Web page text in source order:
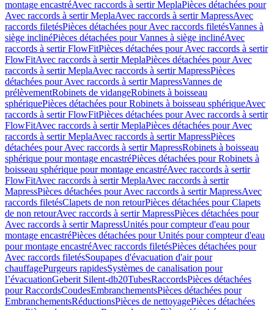
montage encastréAvec raccords à sertir MeplaPièces détachées pour
Avec raccords à sertir MeplaAvec raccords à sertir MapressAvec
raccords filetésPièces détachées pour Avec raccords filetésVannes à
siège inclinéPièces détachées pour Vannes à siège inclinéAvec
raccords à sertir FlowFitPièces détachées pour Avec raccords à sertir
FlowFitAvec raccords à sertir MeplaPièces détachées pour Avec
raccords à sertir MeplaAvec raccords à sertir MapressPièces
détachées pour Avec raccords à sertir MapressVannes de
prélèvementRobinets de vidangeRobinets à boisseau
sphériquePièces détachées pour Robinets à boisseau sphériqueAvec
raccords à sertir FlowFitPièces détachées pour Avec raccords à sertir
FlowFitAvec raccords à sertir MeplaPièces détachées pour Avec
raccords à sertir MeplaAvec raccords à sertir MapressPièces
détachées pour Avec raccords à sertir MapressRobinets à boisseau
sphérique pour montage encastréPièces détachées pour Robinets à
boisseau sphérique pour montage encastréAvec raccords à sertir
FlowFitAvec raccords à sertir MeplaAvec raccords à sertir
MapressPièces détachées pour Avec raccords à sertir MapressAvec
raccords filetésClapets de non retourPièces détachées pour Clapets
de non retourAvec raccords à sertir MapressPièces détachées pour
Avec raccords à sertir MapressUnités pour compteur d'eau pour
montage encastréPièces détachées pour Unités pour compteur d'eau
pour montage encastréAvec raccords filetésPièces détachées pour
Avec raccords filetésSoupapes d'évacuation d'air pour
chauffagePurgeurs rapidesSystèmes de canalisation pour
l’évacuationGeberit Silent-db20TubesRaccordsPièces détachées
pour RaccordsCoudesEmbranchementsPièces détachées pour
EmbranchementsRéductionsPièces de nettoyagePièces détachées